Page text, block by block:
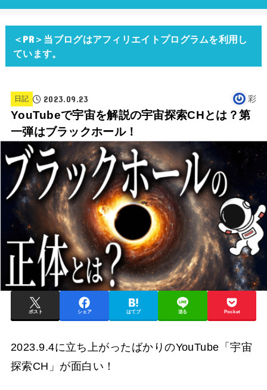
＜PR＞当ブログはアフィリエイトプログラムを利用し
ています。
日記 2023.09.23 彩
YouTubeで宇宙を解説の宇宙探索CHとは？第
一弾はブラックホール！
ポスト シェア はてブ 送る Pocket
2023.9.4に立ち上がったばかりのYouTube「宇宙
探索CH」が面白い！